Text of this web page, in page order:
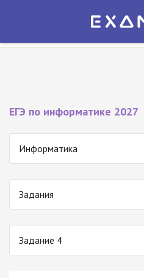
Экзамер — ЕГЭ 2027
ЕГЭ по информатике 2027
Информатика
Задания
Задание 4